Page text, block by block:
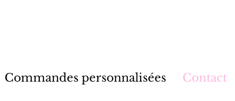
Commandes personnalisées Contact